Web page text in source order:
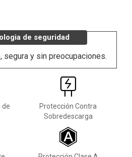
de seguridad
segura y sin preocupaciones.
de
Protección Contra
Sobredescarga